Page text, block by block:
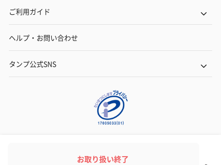
お取り扱い終了
ご利用ガイド
ヘルプ・お問い合わせ
タンプ公式SNS
Copyright© TANP Inc.